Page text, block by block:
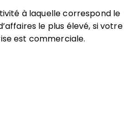
à laquelle correspond le
le plus élevé, si votre
est commerciale.